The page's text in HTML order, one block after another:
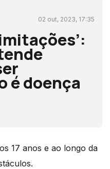
02 out, 2023, 17:35
é doença
17 anos e ao longo da